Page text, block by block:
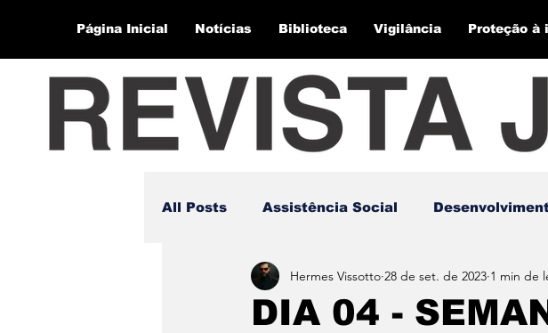
Página Inicial Notícias Biblioteca Vigilância Proteção à
All Posts Assistência Social
DIA 04 -
Hermes Vissotto 28 de set. de 2023 1 min de